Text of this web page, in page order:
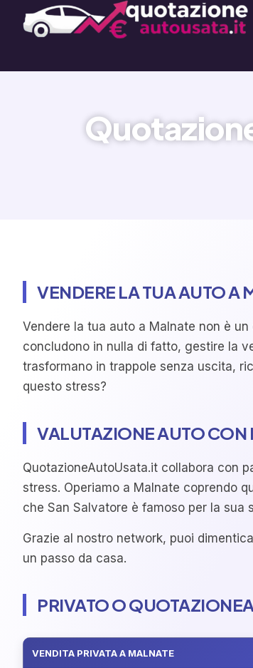
VENDERE LA TUA AUTO A
Vendere la tua auto a Malnate non è
concludono in nulla di fatto, gestire la
trasformano in trappole senza uscita,
questo stress?
VALUTAZIONE AUTO CON
QuotazioneAutoUsata.it collabora con
stress. Operiamo a Malnate coprendo
che San Salvatore è famoso per la
Grazie al nostro network, puoi
un passo da casa.
PRIVATO O
VENDITA PRIVATA A MALNATE